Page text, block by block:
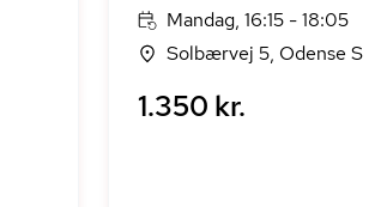
Mandag, 16:15 - 18:05
Solbærvej 5, Odense S
1.350 kr.